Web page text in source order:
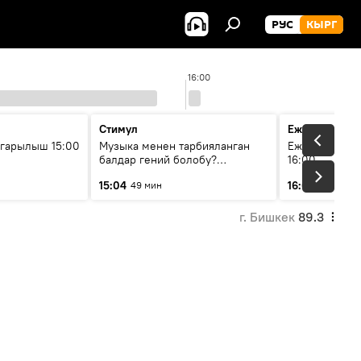
РУС КЫРГ
16:00
15:00
Стимул
Музыка менен тарбияланган
балдар гений болобу?
музыканын орду
15:04 49 мин
Ежедневные
Ежедневные
16:00
16:01
3 мин
г. Бишкек 89.3